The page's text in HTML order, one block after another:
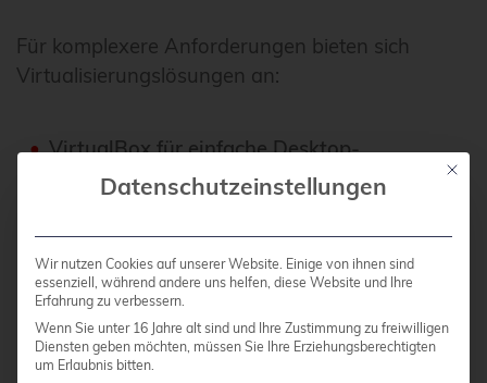
Für komplexere Anforderungen bieten sich
Virtualisierungslösungen an:
VirtualBox für einfache Desktop-
Virtualisierung
Virtualisierung
QEMU/KVM für Server-Virtualisierung
Container-Technologien wie Docker für
Anwendungskapselung
Mit
Datenschutzeinstellungen
Wir nutzen Cookies auf unserer Website. Einige von ihnen sind
essenziell, während andere uns helfen, diese Website und Ihre
Erfahrung zu verbessern.
Wenn Sie unter 16 Jahre alt sind und Ihre Zustimmung zu freiwilligen
Diensten geben möchten, müssen Sie Ihre Erziehungsberechtigten
um Erlaubnis bitten.